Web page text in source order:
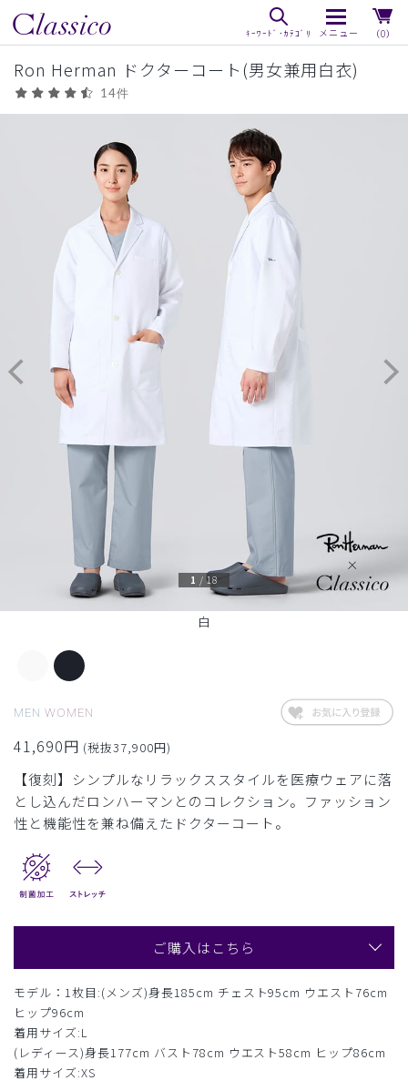
（0）
Ron Herman ドクターコート(男女兼用白衣)
14件
白
1 /18
MEN WOMEN
41,690円 (税抜37,900円)
【復刻】シンプルなリラックススタイルを医療ウェアに落
とし込んだロンハーマンとのコレクション。ファッション
性と機能性を兼ね備えたドクターコート。
ご購入はこちら
モデル：1枚目:(メンズ)身長185cm チェスト95cm ウエスト76cm
ヒップ96cm
着用サイズ:L
(レディース)身長177cm バスト78cm ウエスト58cm ヒップ86cm
着用サイズ:XS